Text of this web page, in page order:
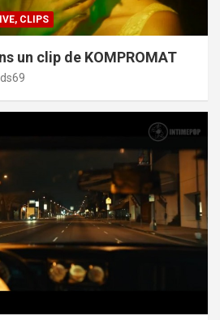
CLIPS
un clip de KOMPROMAT